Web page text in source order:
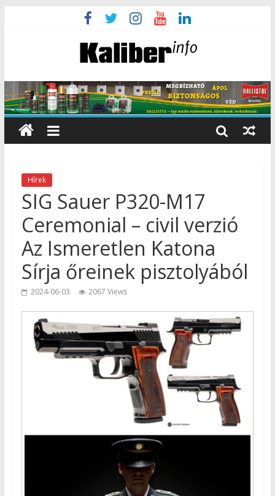
Hírek
SIG Sauer P320-M17
Ceremonial – civil verzió
Az Ismeretlen Katona
Sírja őreinek pisztolyából
2024-06-03 2067 Views